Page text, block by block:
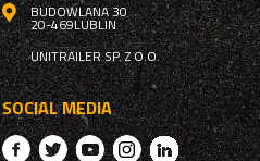
BUDOWLANA 30
20-469LUBLIN
UNITRAILER SP. Z O.O.
SOCIAL MEDIA